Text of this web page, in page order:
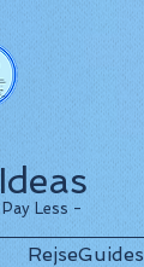
Less -
RejseGuides